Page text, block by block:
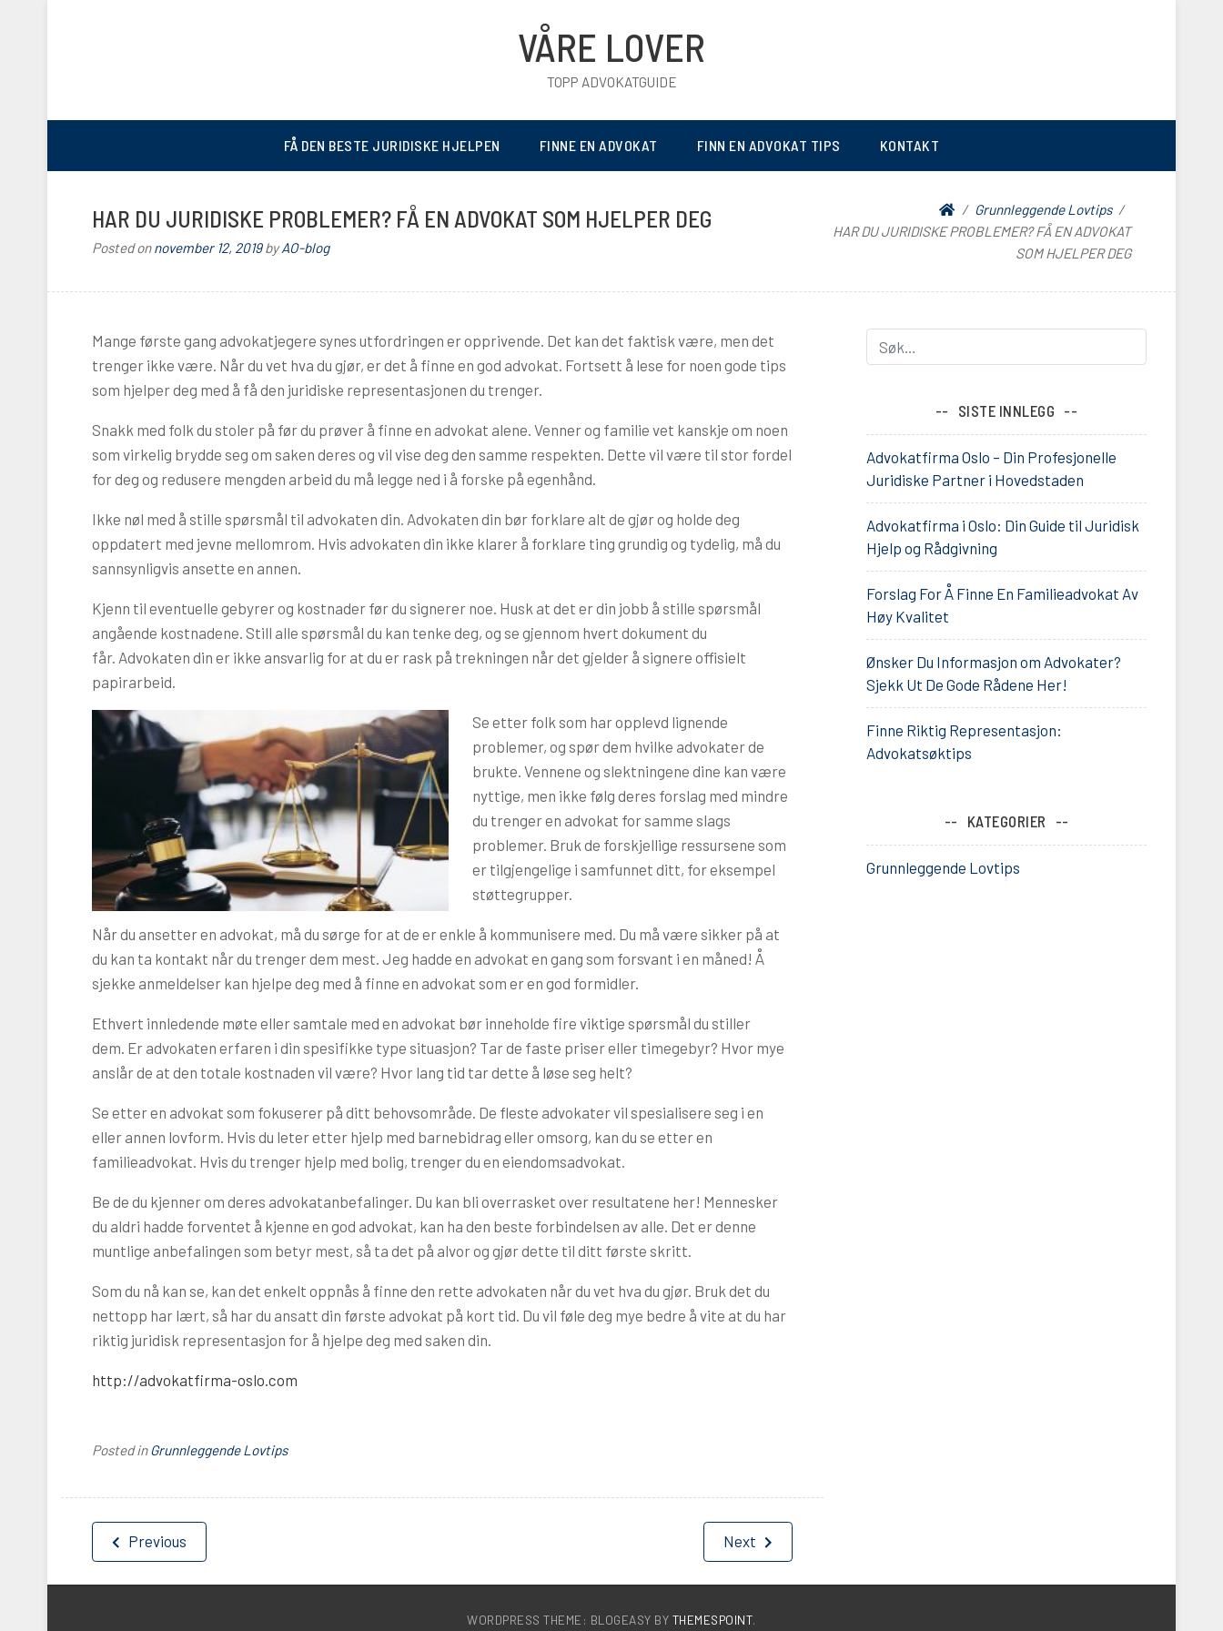
VÅRE LOVER
TOPP ADVOKATGUIDE
FÅ DEN BESTE JURIDISKE HJELPEN FINNE EN ADVOKAT FINN EN ADVOKAT TIPS KONTAKT
HAR DU JURIDISKE PROBLEMER? FÅ EN ADVOKAT SOM HJELPER DEG
Posted onnovember 12, 2019byAO-blog
Grunnleggende Lovtips
HAR DU JURIDISKE PROBLEMER? FÅ EN ADVOKAT
SOM HJELPER DEG
Mange første gang advokatjegere synes utfordringen er opprivende. Det kan det faktisk være, men det
trenger ikke være. Når du vet hva du gjør, er det å finne en god advokat. Fortsett å lese for noen gode tips
som hjelper deg med å få den juridiske representasjonen du trenger.
Snakk med folk du stoler på før du prøver å finne en advokat alene. Venner og familie vet kanskje om noen
som virkelig brydde seg om saken deres og vil vise deg den samme respekten. Dette vil være til stor fordel
for deg og redusere mengden arbeid du må legge ned i å forske på egenhånd.
Ikke nøl med å stille spørsmål til advokaten din. Advokaten din bør forklare alt de gjør og holde deg
oppdatert med jevne mellomrom. Hvis advokaten din ikke klarer å forklare ting grundig og tydelig, må du
sannsynligvis ansette en annen.
Kjenn til eventuelle gebyrer og kostnader før du signerer noe. Husk at det er din jobb å stille spørsmål
angående kostnadene. Still alle spørsmål du kan tenke deg, og se gjennom hvert dokument du
får. Advokaten din er ikke ansvarlig for at du er rask på trekningen når det gjelder å signere offisielt
papirarbeid.
Se etter folk som har opplevd lignende
problemer, og spør dem hvilke advokater de
brukte. Vennene og slektningene dine kan være
nyttige, men ikke følg deres forslag med mindre
du trenger en advokat for samme slags
problemer. Bruk de forskjellige ressursene som
er tilgjengelige i samfunnet ditt, for eksempel
støttegrupper.
Når du ansetter en advokat, må du sørge for at de er enkle å kommunisere med. Du må være sikker på at
du kan ta kontakt når du trenger dem mest. Jeg hadde en advokat en gang som forsvant i en måned! Å
sjekke anmeldelser kan hjelpe deg med å finne en advokat som er en god formidler.
Ethvert innledende møte eller samtale med en advokat bør inneholde fire viktige spørsmål du stiller
dem. Er advokaten erfaren i din spesifikke type situasjon? Tar de faste priser eller timegebyr? Hvor mye
anslår de at den totale kostnaden vil være? Hvor lang tid tar dette å løse seg helt?
Se etter en advokat som fokuserer på ditt behovsområde. De fleste advokater vil spesialisere seg i en
eller annen lovform. Hvis du leter etter hjelp med barnebidrag eller omsorg, kan du se etter en
familieadvokat. Hvis du trenger hjelp med bolig, trenger du en eiendomsadvokat.
Be de du kjenner om deres advokatanbefalinger. Du kan bli overrasket over resultatene her! Mennesker
du aldri hadde forventet å kjenne en god advokat, kan ha den beste forbindelsen av alle. Det er denne
muntlige anbefalingen som betyr mest, så ta det på alvor og gjør dette til ditt første skritt.
Som du nå kan se, kan det enkelt oppnås å finne den rette advokaten når du vet hva du gjør. Bruk det du
nettopp har lært, så har du ansatt din første advokat på kort tid. Du vil føle deg mye bedre å vite at du har
riktig juridisk representasjon for å hjelpe deg med saken din.
http://advokatfirma-oslo.com
Posted inGrunnleggende Lovtips
Innleggsnavigasjon
Previous Next
SISTE INNLEGG
Advokatfirma Oslo – Din Profesjonelle
Juridiske Partner i Hovedstaden
Advokatfirma i Oslo: Din Guide til Juridisk
Hjelp og Rådgivning
Forslag For Å Finne En Familieadvokat Av
Høy Kvalitet
Ønsker Du Informasjon om Advokater?
Sjekk Ut De Gode Rådene Her!
Finne Riktig Representasjon:
Advokatsøktips
KATEGORIER
Grunnleggende Lovtips
WORDPRESS THEME: BLOGEASY BY THEMESPOINT.